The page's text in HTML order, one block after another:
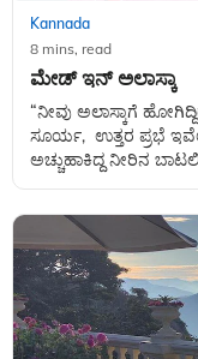
Kannada
8 mins, read
ಮೇಡ್ ಇನ್ ಅಲಾಸ್ಕಾ
“ನೀವು ಅಲಾಸ್ಕಾಗೆ
ಸೂರ್ಯ, ಉತ್ತರ ಪ್ರಭೆ
ಅಚ್ಚುಹಾಕಿದ್ದ ನೀರಿನ